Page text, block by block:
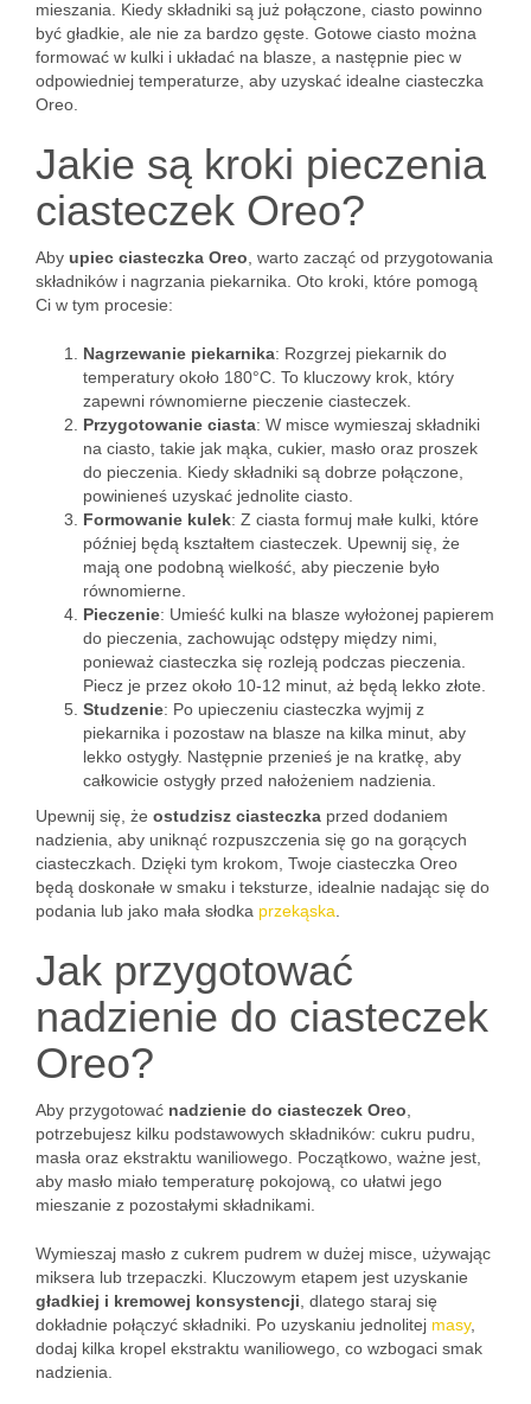
mieszania. Kiedy składniki są już połączone, ciasto powinno
być gładkie, ale nie za bardzo gęste. Gotowe ciasto można
formować w kulki i układać na blasze, a następnie piec w
odpowiedniej temperaturze, aby uzyskać idealne ciasteczka
Oreo.
Jakie są kroki pieczenia
ciasteczek Oreo?
Aby upiec ciasteczka Oreo , warto zacząć od przygotowania
składników i nagrzania piekarnika. Oto kroki, które pomogą
Ci w tym procesie:
Nagrzewanie piekarnika: Rozgrzej piekarnik do
temperatury około 180°C. To kluczowy krok, który
zapewni równomierne pieczenie ciasteczek.
Przygotowanie ciasta: W misce wymieszaj składniki
na ciasto, takie jak mąka, cukier, masło oraz proszek
do pieczenia. Kiedy składniki są dobrze połączone,
powinieneś uzyskać jednolite ciasto.
Formowanie kulek: Z ciasta formuj małe kulki, które
później będą kształtem ciasteczek. Upewnij się, że
mają one podobną wielkość, aby pieczenie było
równomierne.
Pieczenie: Umieść kulki na blasze wyłożonej papierem
do pieczenia, zachowując odstępy między nimi,
ponieważ ciasteczka się rozleją podczas pieczenia.
Piecz je przez około 10-12 minut, aż będą lekko złote.
Studzenie: Po upieczeniu ciasteczka wyjmij z
piekarnika i pozostaw na blasze na kilka minut, aby
lekko ostygły. Następnie przenieś je na kratkę, aby
całkowicie ostygły przed nałożeniem nadzienia.
Upewnij się, że ostudzisz ciasteczka przed dodaniem
nadzienia, aby uniknąć rozpuszczenia się go na gorących
ciasteczkach. Dzięki tym krokom, Twoje ciasteczka Oreo
będą doskonałe w smaku i teksturze, idealnie nadając się do
podania lub jako mała słodka przekąska
Jak przygotować
nadzienie do ciasteczek
Oreo?
Aby przygotować nadzienie do ciasteczek Oreo
potrzebujesz kilku podstawowych składników: cukru pudru,
masła oraz ekstraktu waniliowego. Początkowo, ważne jest,
aby masło miało temperaturę pokojową, co ułatwi jego
mieszanie z pozostałymi składnikami.
Wymieszaj masło z cukrem pudrem w dużej misce, używając
miksera lub trzepaczki. Kluczowym etapem jest uzyskanie
gładkiej i kremowej konsystencji , dlatego staraj się
dokładnie połączyć składniki. Po uzyskaniu jednolitej masy,
dodaj kilka kropel ekstraktu waniliowego, co wzbogaci smak
nadzienia.